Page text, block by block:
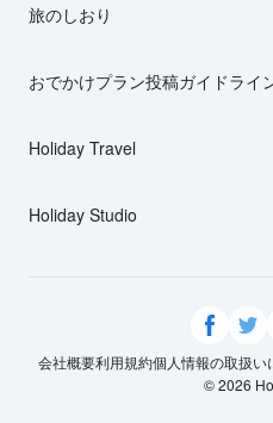
旅のしおり
おでかけプラン投稿ガイドライ
Holiday Travel
Holiday Studio
会社概要利用規約個人情報の取扱い
© 2026